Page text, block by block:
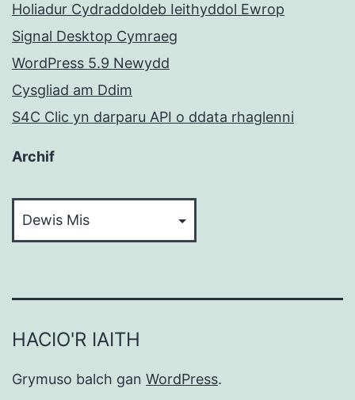
Holiadur Cydraddoldeb Ieithyddol Ewrop
Signal Desktop Cymraeg
WordPress 5.9 Newydd
Cysgliad am Ddim
S4C Clic yn darparu API o ddata rhaglenni
Archif
HACIO'R IAITH
Grymuso balch gan WordPress.